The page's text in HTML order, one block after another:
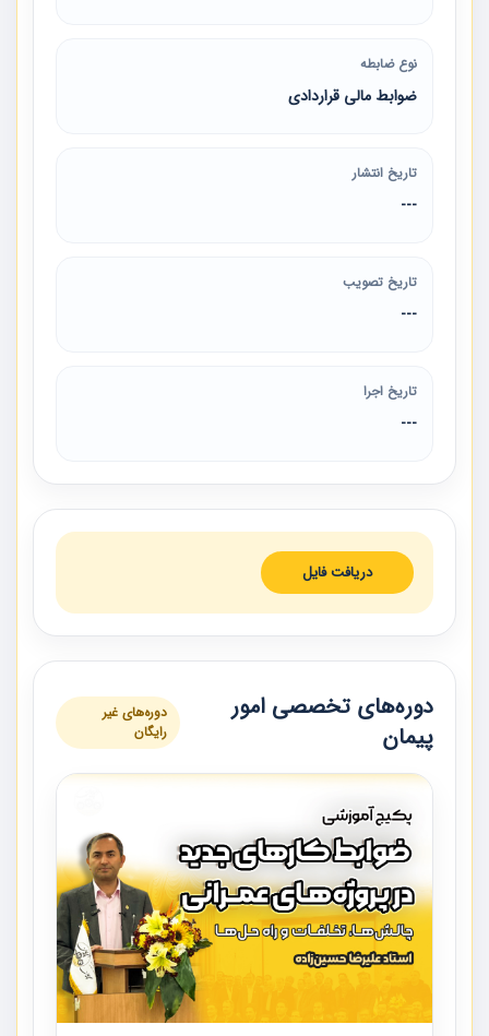
نوع ضابطه
ضوابط مالی قراردادی
تاریخ انتشار
---
تاریخ تصویب
---
تاریخ اجرا
---
دریافت فایل
دوره‌های تخصصی امور
پیمان
دوره‌های غیر
رایگان